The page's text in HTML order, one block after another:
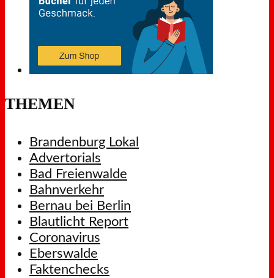
THEMEN
Brandenburg Lokal
Advertorials
Bad Freienwalde
Bahnverkehr
Bernau bei Berlin
Blautlicht Report
Coronavirus
Eberswalde
Faktenchecks